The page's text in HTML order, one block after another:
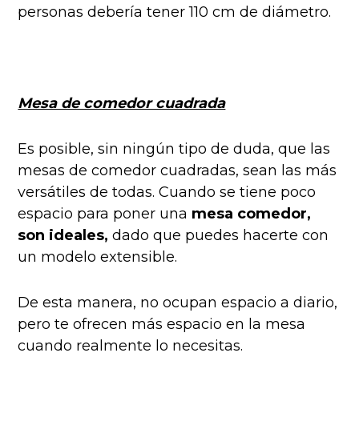
personas debería tener 110 cm de diámetro.
Mesa de comedor cuadrada
Es posible, sin ningún tipo de duda, que las
mesas de comedor cuadradas, sean las más
versátiles de todas. Cuando se tiene poco
espacio para poner una mesa comedor,
son ideales, dado que puedes hacerte con
un modelo extensible.
De esta manera, no ocupan espacio a diario,
pero te ofrecen más espacio en la mesa
cuando realmente lo necesitas.